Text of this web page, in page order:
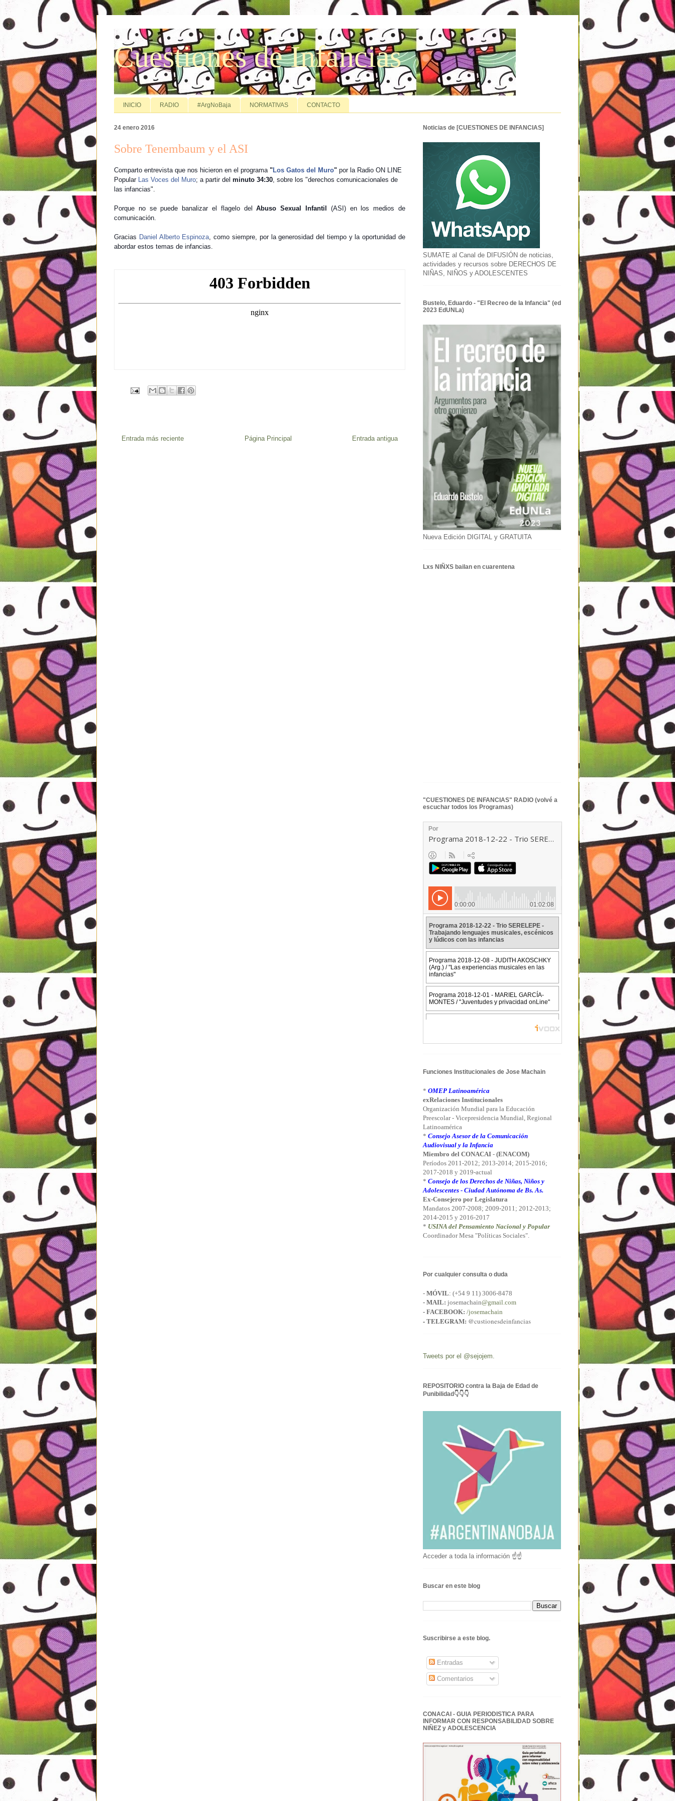
Cuestiones de Infancias
INICIO RADIO #ArgNoBaja NORMATIVAS CONTACTO
24 enero 2016
Sobre Tenembaum y el ASI
Comparto entrevista que nos hicieron en el programa "Los Gatos del Muro" por la Radio ON LINE
Popular Las Voces del Muro; a partir del minuto 34:30, sobre los "derechos comunicacionales de
las infancias".
Porque no se puede banalizar el flagelo delAbuso Sexual Infantil (ASI) en los medios de
comunicación.
Gracias Daniel Alberto Espinoza, como siempre, por la generosidad del tiempo y la oportunidad de
abordar estos temas de infancias.
Entrada más reciente Entrada antigua
Página Principal
Noticias de [CUESTIONES DE INFANCIAS]
SUMATE al Canal de DIFUSIÓN de noticias,
actividades y recursos sobre DERECHOS DE
NIÑAS, NIÑOS y ADOLESCENTES
Bustelo, Eduardo - "El Recreo de la Infancia" (ed
2023 EdUNLa)
Nueva Edición DIGITAL y GRATUITA
Lxs NIÑXS bailan en cuarentena
"CUESTIONES DE INFANCIAS" RADIO (volvé a
escuchar todos los Programas)
Funciones Institucionales de Jose Machain
* OMEP Latinoamérica
exRelaciones Institucionales
Organización Mundial para la Educación
Preescolar - Vicepresidencia Mundial, Regional
Latinoamérica
* Consejo Asesor de la Comunicación
Audiovisual y la Infancia
Miembro del CONACAI - (ENACOM)
Períodos 2011-2012; 2013-2014; 2015-2016;
2017-2018 y 2019-actual
* Consejo de los Derechos de Niñas, Niños y
Adolescentes - Ciudad Autónoma de Bs. As.
Ex-Consejero por Legislatura
Mandatos 2007-2008; 2009-2011; 2012-2013;
2014-2015 y 2016-2017
* USINA del Pensamiento Nacional y Popular
Coordinador Mesa "Políticas Sociales".
Por cualquier consulta o duda
- MÓVIL: (+54 9 11) 3006-8478
- MAIL: josemachain@gmail.com
- FACEBOOK: /josemachain
- TELEGRAM: @custionesdeinfancias
Tweets por el @sejojem.
REPOSITORIO contra la Baja de Edad de
Punibilidad👇👇👇
Acceder a toda la información ☝☝
Buscar en este blog
Suscribirse a este blog.
Entradas
Comentarios
CONACAI - GUIA PERIODISTICA PARA
INFORMAR CON RESPONSABILIDAD SOBRE
NIÑEZ y ADOLESCENCIA